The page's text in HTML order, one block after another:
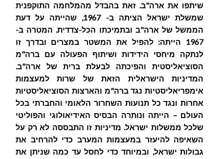
שיתפו את ארה"ב. זאת בהבדל מהמלחמה התוקפנית
שמשלת ישראל הציתה ב- 1967, שהייתה על דעת
הממשל של ארה"ב ובתמיכתו הכל-צדדית. המטרה ב-
1967 הייתה: להפיל את המשטר במצרים ובדרך זו
לנתקה מיחסי הידידות ושיתוף הפעולה עם ברה"מ
הסוציאליסטית והפיכתה לבעלת ברית של ארה"ב.
המדיניות הישראלית הזאת של שרות למעצמות
אימפריאליסטיות נגד ברה"מ והארצות הסוציאליסטיות
אחרות ונגד כל תנועות השחרור הלאומי והחברתי בכל
העולם – הייתה ונותרה הבסיס האידיאולוגי והפוליטי
שלכל ממשלות ישראל. מדיניות זו התבססה לא רק על
השאיפה להיעזר במעצמות המערב כדי להרחיב את
גבולות ישראל, ובמיוחד כדי לחסל עד כמה שניתן את